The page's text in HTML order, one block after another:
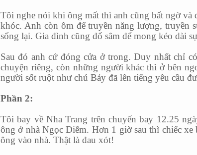
Tôi nghe nói khi ông mất thì anh cũng bất ngờ và
khóc. Anh còn ôm để truyền năng lượng, truyền
sống lại. Gia đình cũng đổ sâm để mong kéo dài
Sau đó anh cứ đóng cửa ở trong. Duy nhất chỉ
chuyện riêng, còn những người khác thì ở bên
người sốt ruột như chú Bảy đã lên tiếng yêu cầu
Phần 2:
Tôi bay về Nha Trang trên chuyến bay 12.25
ông ở nhà Ngọc Diễm. Hơn 1 giờ sau thì chiếc
ông vào nhà. Thật là đau xót!